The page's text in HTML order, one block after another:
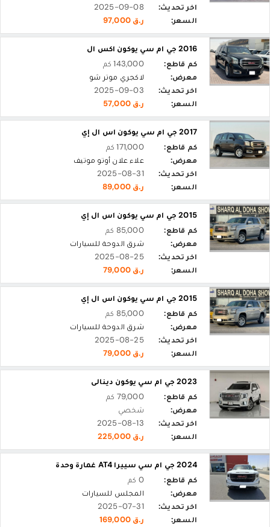
اخر تحديث:
2025-09-08
السعر:
ر.ق 97,000
2016 جي ام سي يوكون اكس ال
كم قاطع:
143,000 كم
معرض:
لاكجري موتر شو
اخر تحديث:
2025-09-03
السعر:
ر.ق 57,000
2017 جي ام سي يوكون اس ال إي
كم قاطع:
171,000 كم
معرض:
علاء علان أوتو موتيف
اخر تحديث:
2025-08-31
السعر:
ر.ق 89,000
2015 جي ام سي يوكون اس ال إي
كم قاطع:
85,000 كم
معرض:
شرق الدوحة للسيارات
اخر تحديث:
2025-08-25
السعر:
ر.ق 79,000
2015 جي ام سي يوكون اس ال إي
كم قاطع:
85,000 كم
معرض:
شرق الدوحة للسيارات
اخر تحديث:
2025-08-25
السعر:
ر.ق 79,000
2023 جي ام سي يوكون دينالى
كم قاطع:
79,000 كم
معرض:
شخصي
اخر تحديث:
2025-08-13
السعر:
ر.ق 225,000
2024 جي ام سي سييرا AT4 غمارة وحدة
كم قاطع:
0 كم
معرض:
المجلس للسيارات
اخر تحديث:
2025-07-31
السعر:
ر.ق 169,000